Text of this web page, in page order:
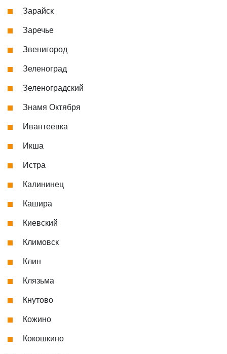
Зарайск
Заречье
Звенигород
Зеленоград
Зеленоградский
Знамя Октября
Ивантеевка
Икша
Истра
Калининец
Кашира
Киевский
Климовск
Клин
Клязьма
Кнутово
Кожино
Кокошкино